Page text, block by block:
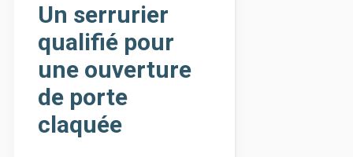
Un serrurier
qualifié pour
une ouverture
de porte
claquée